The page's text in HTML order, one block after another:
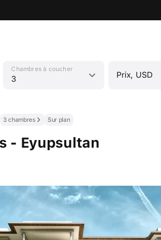
Chambres à coucher
3 Prix, USD
3 chambres Sur plan
- Eyupsultan